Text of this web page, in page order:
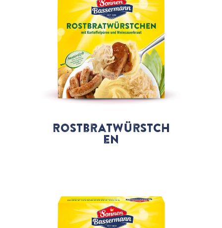
Rostbratwürstch
en